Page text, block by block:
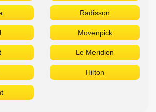
Radisson
Movenpick
Le Meridien
Hilton